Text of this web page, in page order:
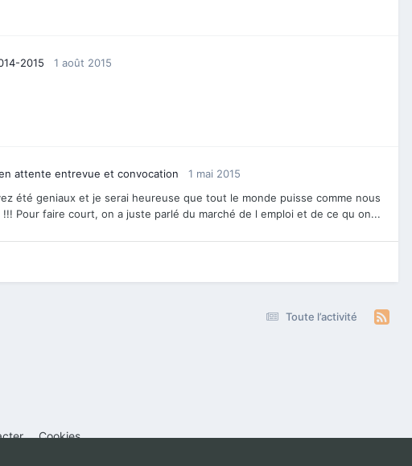
2015
1 août 2015
attente entrevue et convocation
1 mai 2015
été geniaux et je serai heureuse que tout le monde puisse comme nous
Pour faire court, on a juste parlé du marché de l emploi et de ce qu on...
Toute l’activité
Cookies